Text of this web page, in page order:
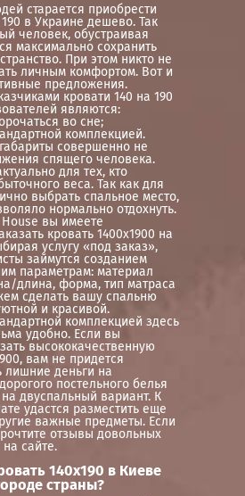
старается приобрести
190 в Украине дешево. Так
человек, обустраивая
максимально сохранить
При этом никто не
личным комфортом. Вот и
предложения.
кровати 140 на 190
являются:
во сне;
комплекцией.
совершенно не
спящего человека.
для тех, кто
веса. Так как для
выбрать спальное место,
нормально отдохнуть.
вы имеете
кровать 1400х1900 на
услугу «под заказ»,
займутся созданием
параметрам: материал
длина, форма, тип матраса
сделать вашу спальню
и красивой.
комплекцией здесь
удобно. Если вы
высококачественную
вам не придется
лишние деньги на
постельного белья
на двуспальный вариант. К
удастся разместить еще
важные предметы. Если
отзывы довольных
сайте.
140х190 в Киеве
страны?